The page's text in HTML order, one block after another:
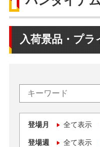
入荷景品・プラ
登場月 全て表示
登場週 全て表示